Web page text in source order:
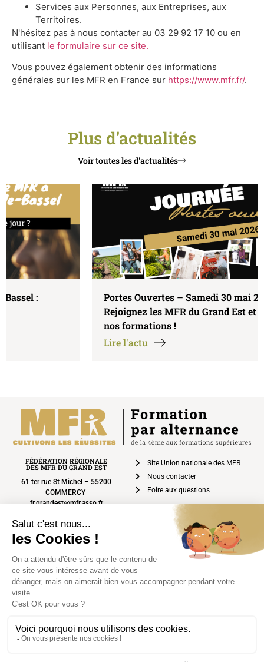
Services aux Personnes, aux Entreprises, aux
Territoires.
N'hésitez pas à nous contacter au 03 29 92 17 10 ou en
utilisant le formulaire sur ce site.
Vous pouvez également obtenir des informations
générales sur les MFR en France sur https://www.mfr.fr/.
Plus d'actualités
Voir toutes les d'actualités
Portes Ouvertes – Samedi 30 mai 2026 :
Rejoignez les MFR du Grand Est et découvrez
FÉDÉRATION RÉGIONALE
DES MFR DU GRAND EST
61 ter rue St Michel – 55200
COMMERCY
fr.grandest@mfr.asso.fr
Site Union nationale des MFR
Nous contacter
Foire aux questions